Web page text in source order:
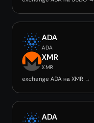
ADA
ADA
XMR
XMR
exchange ADA на XMR →
ADA